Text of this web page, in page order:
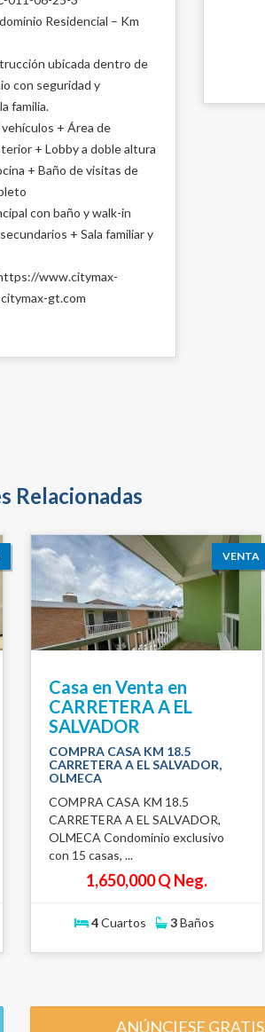
Residencial – Km
ubicada dentro de
con seguridad y
familia.
+ Área de
+ Lobby a doble altura
+ Baño de visitas de
con baño y walk-in
+ Sala familiar y
www.citymax-
gt.com
Relacionadas
VENTA
Casa en Venta en
CARRETERA A EL
SALVADOR
COMPRA CASA KM 18.5
CARRETERA A EL SALVADOR,
OLMECA
COMPRA CASA KM 18.5
CARRETERA A EL SALVADOR,
OLMECA Condominio exclusivo
con 15 casas, ...
1,650,000 Q Neg.
4Cuartos 3Baños
ANÚNCIESE GRATIS